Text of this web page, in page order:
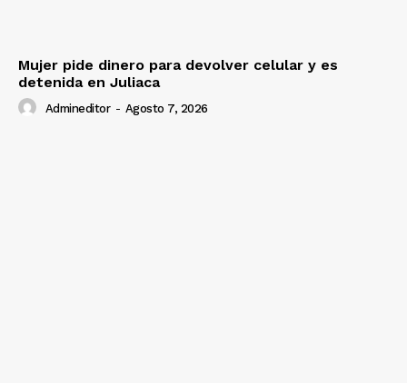
Mujer pide dinero para devolver celular y es
detenida en Juliaca
Admineditor - Agosto 7, 2026